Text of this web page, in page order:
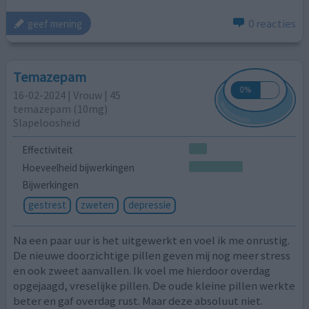
geef mening 0 reacties
Temazepam
16-02-2024 | Vrouw | 45
temazepam (10mg)
Slapeloosheid
Effectiviteit
Hoeveelheid bijwerkingen
Bijwerkingen
gestrest
zweten depressie
Na een paar uur is het uitgewerkt en voel ik me onrustig.
De nieuwe doorzichtige pillen geven mij nog meer stress
en ook zweet aanvallen. Ik voel me hierdoor overdag
opgejaagd, vreselijke pillen. De oude kleine pillen werkte
beter en gaf overdag rust. Maar deze absoluut niet.